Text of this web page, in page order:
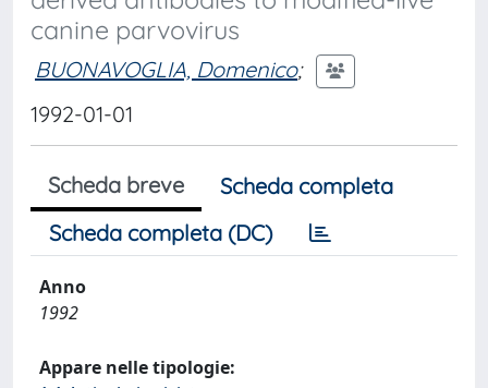
canine parvovirus
BUONAVOGLIA, Domenico;
1992-01-01
Scheda breve
Scheda completa
Scheda completa (DC)
Anno
1992
Appare nelle tipologie: